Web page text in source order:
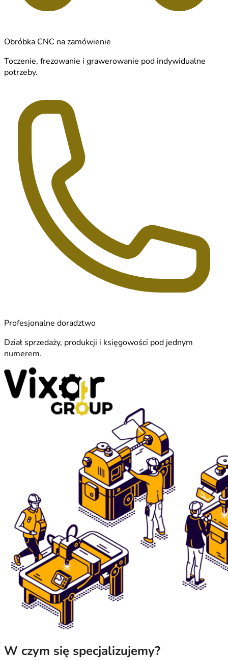
Obróbka CNC na zamówienie
Toczenie, frezowanie i grawerowanie pod indywidualne
potrzeby.
Profesjonalne doradztwo
Dział sprzedaży, produkcji i księgowości pod jednym
numerem.
W czym się specjalizujemy?